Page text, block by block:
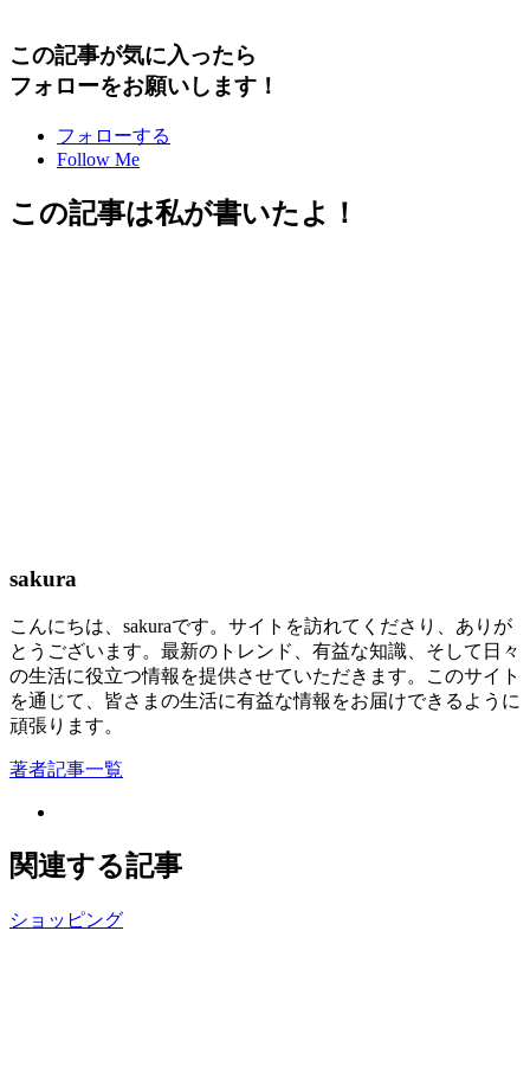
この記事が気に入ったら
フォローをお願いします！
フォローする
Follow Me
この記事は私が書いたよ！
sakura
こんにちは、sakuraです。サイトを訪れてくださり、ありが
とうございます。最新のトレンド、有益な知識、そして日々
の生活に役立つ情報を提供させていただきます。このサイト
を通じて、皆さまの生活に有益な情報をお届けできるように
頑張ります。
著者記事一覧
関連する記事
ショッピング